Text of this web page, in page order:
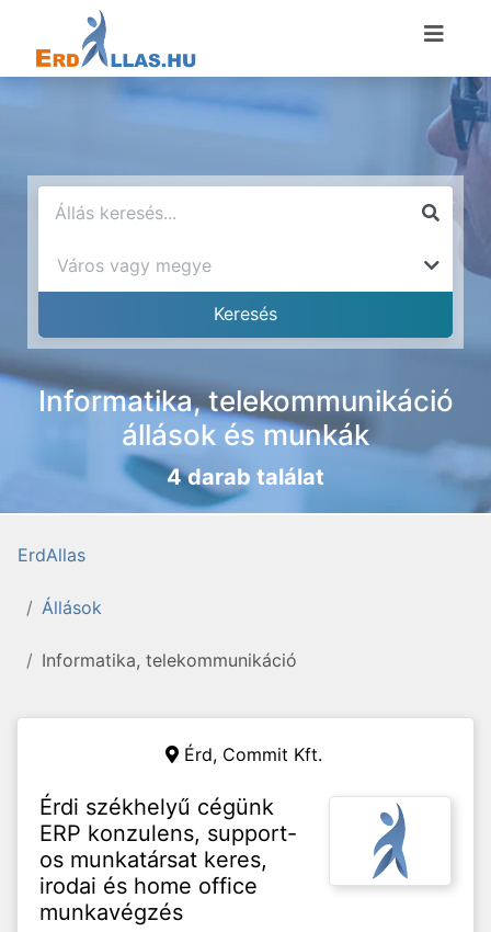
Informatika, telekommunikáció
állások és munkák
4 darab találat
ErdAllas
Állások
Informatika, telekommunikáció
Érd, Commit Kft.
Érdi székhelyű cégünk
ERP konzulens, support-
os munkatársat keres,
irodai és home office
munkavégzés